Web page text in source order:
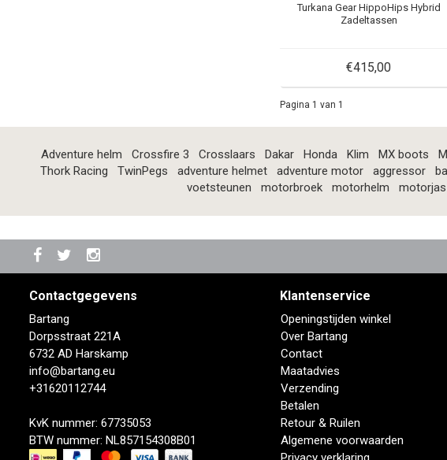
Turkana Gear HippoHips Hybrid
Zadeltassen
€415,00
Pagina 1 van 1
Adventure helm Crossfire 3 Crosslaars Dakar Honda Klim MX boots
Thork Racing
TwinPegs adventure helmet adventure motor aggressor
voetsteunen
motorbroek motorhelm motorjas
Contactgegevens
Bartang
Dorpsstraat 221A
6732 AD Harskamp
info@bartang.eu
+31620112744
KvK nummer: 67735053
BTW nummer: NL857154308B01
Klantenservice
Openingstijden winkel
Over Bartang
Contact
Maatadvies
Verzending
Betalen
Retour & Ruilen
Algemene voorwaarden